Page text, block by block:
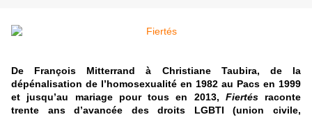
De François Mitterrand à Christiane Taubira, de la
dépénalisation de l’homosexualité en 1982 au Pacs en 1999
et jusqu’au mariage pour tous en 2013, Fiertésraconte
trente ans d’avancée des droits LGBTI (union civile,